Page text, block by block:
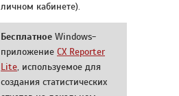
личном кабинете).
Бесплатное Windows-
приложение СХ Reporter
Lite, используемое для
создания статистических